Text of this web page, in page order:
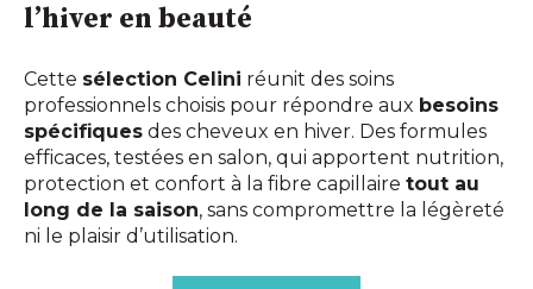
l’hiver en beauté
Cette sélection Celini réunit des soins
professionnels choisis pour répondre aux besoins
spécifiques des cheveux en hiver. Des formules
efficaces, testées en salon, qui apportent nutrition,
protection et confort à la fibre capillaire tout au
long de la saison, sans compromettre la légèreté
ni le plaisir d’utilisation.